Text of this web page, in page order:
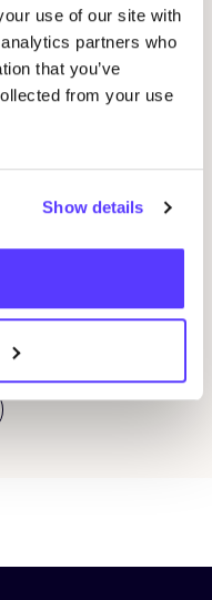
use of our site with
partners who
that you’ve
from your use
Show details